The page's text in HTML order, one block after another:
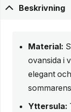
Beskrivning
Material:
ovansida i
elegant
Yttersula: